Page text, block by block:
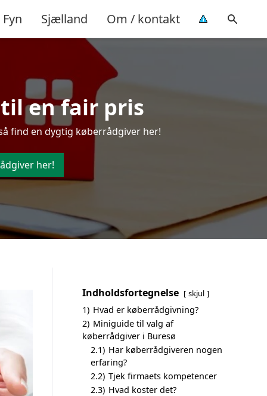
Fyn Sjælland Om / kontakt
en fair pris
find en dygtig køberrådgiver her!
her!
Indholdsfortegnelse skjul
1) Hvad er køberrådgivning?
2) Miniguide til valg af
køberrådgiver i Buresø
2.1) Har køberrådgiveren nogen
erfaring?
2.2) Tjek firmaets kompetencer
2.3) Hvad koster det?